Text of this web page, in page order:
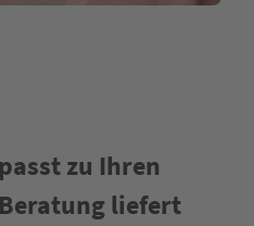
zu Ihren
Beratung liefert